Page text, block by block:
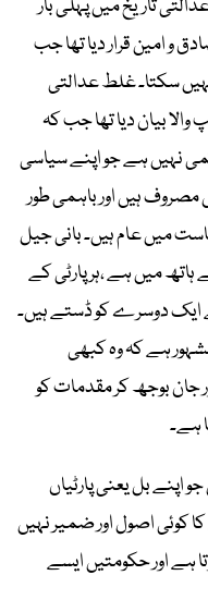
تاریخ میں پہلی بار
و امین قرار دیا تھا جب
سکتا۔ غلط عدالتی
بیان دیا تھا جب کہ
نہیں ہے جو اپنے سیاسی
ہیں اور باہمی طور
میں عام ہیں۔ بانی جیل
ہاتھ میں ہے ،ہر پارٹی کے
ایک دوسرے کو ڈستے ہیں۔
ہے کہ وہ کبھی
جان بوجھ کر مقدمات کو
ہے۔
بل یعنی پارٹیاں
کوئی اصول اور ضمیر نہیں
ہے اور حکومتیں ایسے